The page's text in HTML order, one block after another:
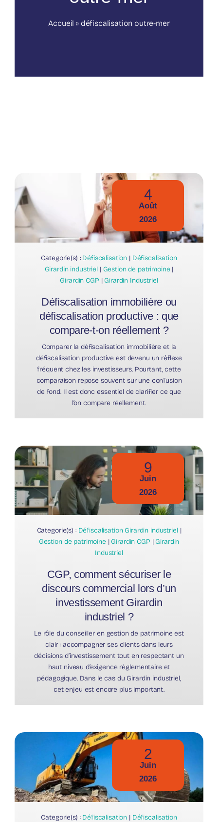
Nos publications
Accueil » défiscalisation outre-mer
4
Août
2026
Categorie(s) : Défiscalisation | Défiscalisation
Girardin industriel| Gestion de patrimoine |
Girardin CGP | Girardin Industriel
Défiscalisation immobilière ou
défiscalisation productive : que
compare-t-on réellement ?
Comparer la défiscalisation immobilière et la
défiscalisation productive est devenu un réflexe
fréquent chez les investisseurs. Pourtant, cette
comparaison repose souvent sur une confusion
de fond. Il est donc essentiel de clarifier ce que
l’on compare réellement.
9
Juin
2026
Categorie(s) : Défiscalisation Girardin industriel|
Gestion de patrimoine | Girardin CGP | Girardin
Industriel
CGP, comment sécuriser le
discours commercial lors d’un
investissement Girardin
industriel ?
Le rôle du conseiller en gestion de patrimoine est
clair : accompagner ses clients dans leurs
décisions d’investissement tout en respectant un
haut niveau d’exigence réglementaire et
pédagogique. Dans le cas du Girardin industriel,
cet enjeu est encore plus important.
2
Juin
2026
Categorie(s) : Défiscalisation | Défiscalisation